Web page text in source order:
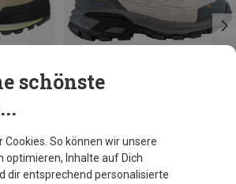
schönste
Cookies. So können wir unsere
optimieren, Inhalte auf Dich
dir entsprechend personalisierte